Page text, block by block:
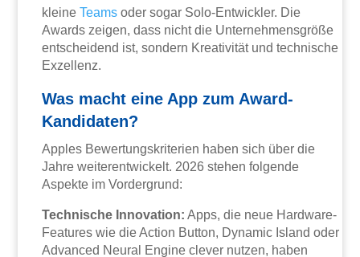
kleineTeams oder sogar Solo-Entwickler. Die
Awards zeigen, dass nicht die Unternehmensgröße
entscheidend ist, sondern Kreativität und technische
Exzellenz.
Was macht eine App zum Award-
Kandidaten?
Apples Bewertungskriterien haben sich über die
Jahre weiterentwickelt. 2026 stehen folgende
Aspekte im Vordergrund:
Technische Innovation: Apps, die neue Hardware-
Features wie die Action Button, Dynamic Island oder
Advanced Neural Engine clever nutzen, haben